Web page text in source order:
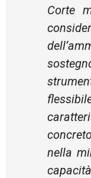
Corte
nella